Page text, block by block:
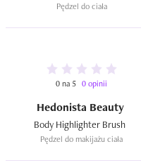
Pędzel do ciała
0 na 5 0 opinii
Hedonista Beauty
Pędzel do makijażu ciała